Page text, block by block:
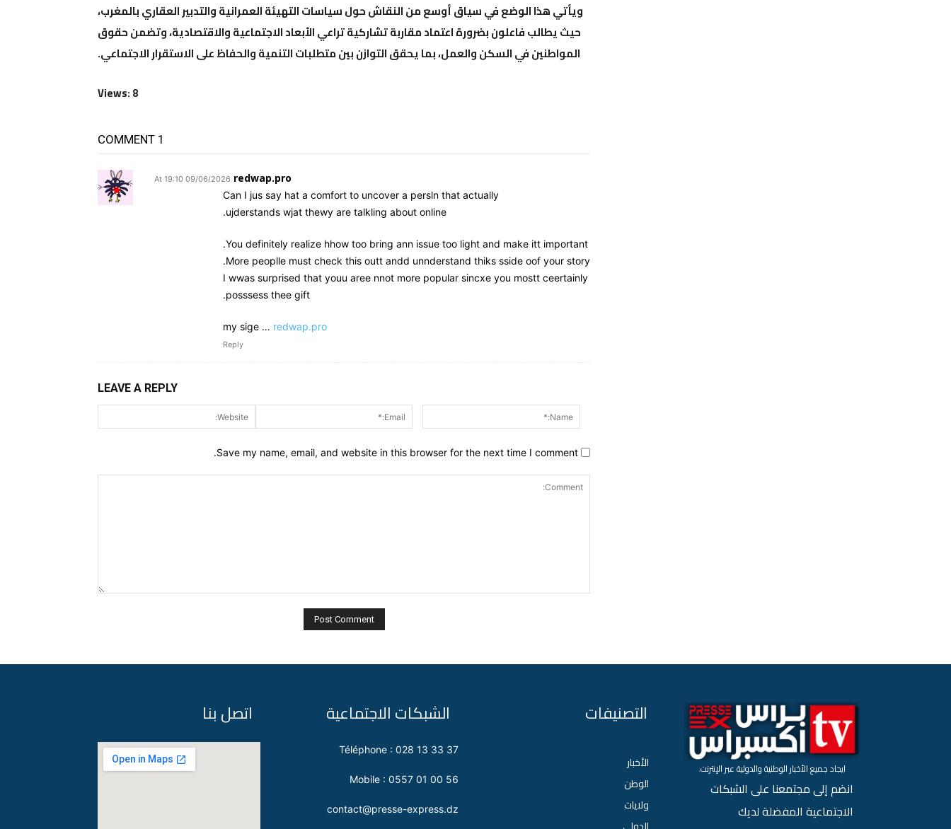
ويأتي هذا الوضع في سياق أوسع من النقاش حول سياسات التهيئة العمرانية والتدبير العقاري بالمغرب،
حيث يطالب فاعلون بضرورة اعتماد مقاربة تشاركية تراعي الأبعاد الاجتماعية والاقتصادية، وتضمن حقوق
المواطنين في السكن والعمل، بما يحقق التوازن بين متطلبات التنمية والحفاظ على الاستقرار الاجتماعي.
Views: 8
1 COMMENT
redwap.pro
09/06/2026 At 19:10
Can I jus say hat a comfort to uncover a persln that actually
ujderstands wjat thewy are talkling about online.
You definitely realize hhow too bring ann issue too light and make itt important.
More peoplle must check this outt andd unnderstand thiks sside oof your story.
I wwas surprised that youu aree nnot more popular sincxe you mostt ceertainly
posssess thee gift.
my sige … redwap.pro
Reply
LEAVE A REPLY
Name:*
Email:*
Save my name, email, and website in this browser for the next time I comment.
اتصل بنا الشبكات الاجتماعية
Téléphone : 028 13 33 37
Mobile : 0557 01 00 56
contact@presse-express.dz
التصنيفات
الأخبار
الوطن
ولايات
ايجاد جميع الأخبار الوطنية والدولية عبر الإنترنت.
انضم إلى مجتمعنا على الشبكات
الاجتماعية المفضلة لديك